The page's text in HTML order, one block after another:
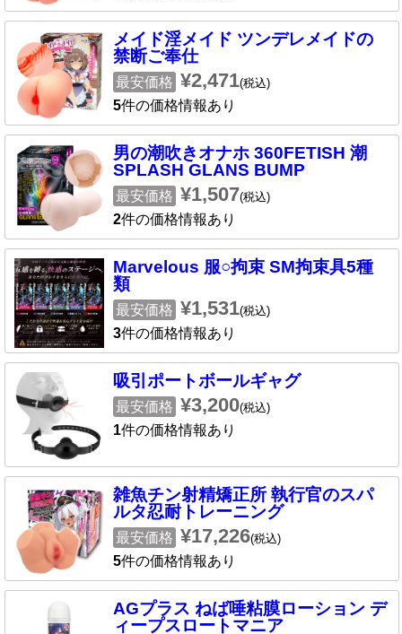
メイド淫メイド ツンデレメイドの
禁断ご奉仕
最安価格 ¥2,471(税込)
5件の価格情報あり
男の潮吹きオナホ 360FETISH 潮
SPLASH GLANS BUMP
最安価格 ¥1,507(税込)
2件の価格情報あり
Marvelous 服○拘束 SM拘束具5種
類
最安価格 ¥1,531(税込)
3件の価格情報あり
吸引ポートボールギャグ
最安価格 ¥3,200(税込)
1件の価格情報あり
雑魚チン射精矯正所 執行官のスパ
ルタ忍耐トレーニング
最安価格 ¥17,226(税込)
5件の価格情報あり
AGプラス ねば唾粘膜ローション デ
ィープスロートマニア